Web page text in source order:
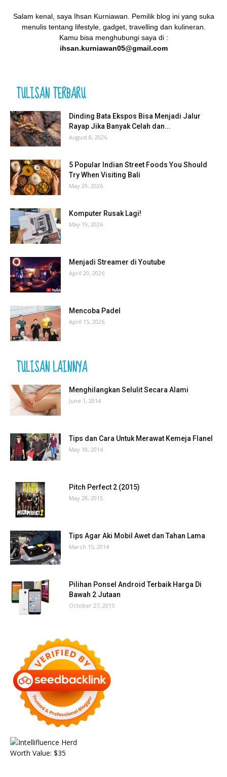
Salam kenal, saya Ihsan Kurniawan. Pemilik blog ini yang suka
menulis tentang lifestyle, gadget, travelling dan kulineran.
Kamu bisa menghubungi saya di :
ihsan.kurniawan05@gmail.com
TULISAN TERBARU
Dinding Bata Ekspos Bisa Menjadi Jalur
Rayap Jika Banyak Celah dan...
August 8, 2026
5 Popular Indian Street Foods You Should
Try When Visiting Bali
May 29, 2026
Komputer Rusak Lagi!
May 19, 2026
Menjadi Streamer di Youtube
April 20, 2026
Mencoba Padel
April 15, 2026
TULISAN LAINNYA
Menghilangkan Selulit Secara Alami
June 1, 2014
Tips dan Cara Untuk Merawat Kemeja Flanel
May 18, 2014
Pitch Perfect 2 (2015)
May 28, 2015
Tips Agar Aki Mobil Awet dan Tahan Lama
March 15, 2014
Pilihan Ponsel Android Terbaik Harga Di
Bawah 2 Jutaan
October 27, 2015